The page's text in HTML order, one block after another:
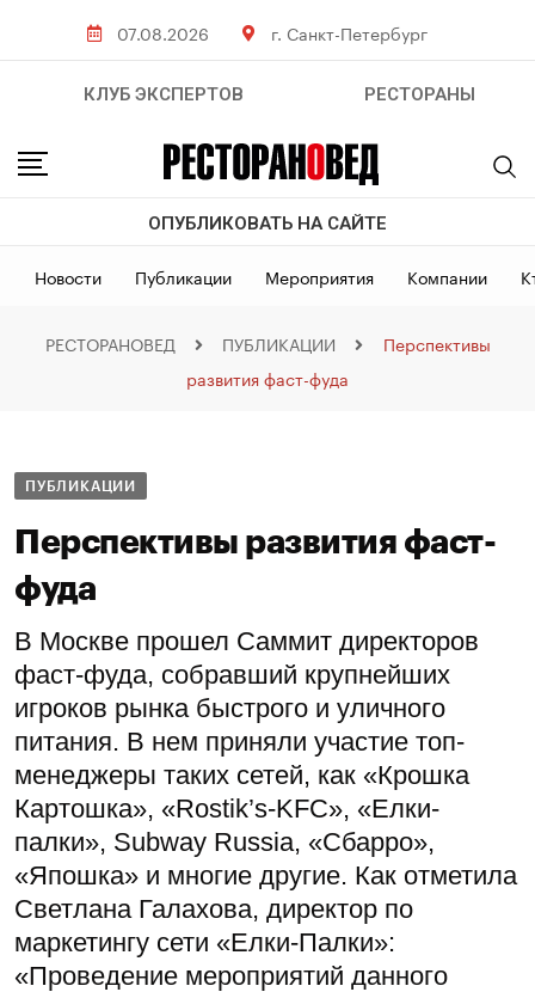
07.08.2026 г. Санкт-Петербург
КЛУБ ЭКСПЕРТОВ РЕСТОРАНЫ
ОПУБЛИКОВАТЬ НА САЙТЕ
Новости Публикации Мероприятия Компании
РЕСТОРАНОВЕД ПУБЛИКАЦИИ
Перспективы
развития фаст-фуда
ПУБЛИКАЦИИ
Перспективы развития фаст-
фуда
В Москве прошел Саммит директоров
фаст-фуда, собравший крупнейших
игроков рынка быстрого и уличного
питания. В нем приняли участие топ-
менеджеры таких сетей, как «Крошка
Картошка», «Rostik’s-KFC», «Елки-
палки», Subway Russia, «Сбарро»,
«Япошка» и многие другие. Как отметила
Светлана Галахова, директор по
маркетингу сети «Елки-Палки»:
«Проведение мероприятий данного